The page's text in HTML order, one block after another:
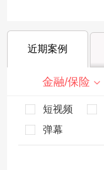
近期案例
金融/保险
短视频
弹幕